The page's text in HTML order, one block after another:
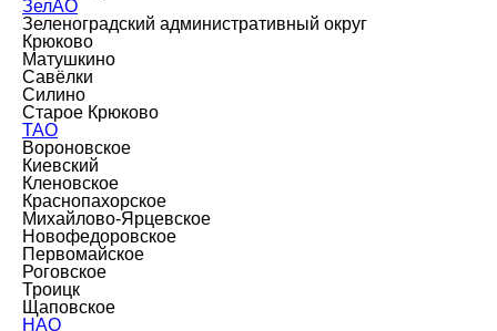
ЗелАО
Зеленоградский административный округ
Крюково
Матушкино
Савёлки
Силино
Старое Крюково
ТАО
Вороновское
Киевский
Кленовское
Краснопахорское
Михайлово-Ярцевское
Новофедоровское
Первомайское
Роговское
Троицк
Щаповское
НАО